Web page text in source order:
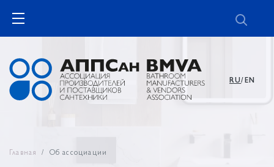
RU/EN
Главная Об ассоциации